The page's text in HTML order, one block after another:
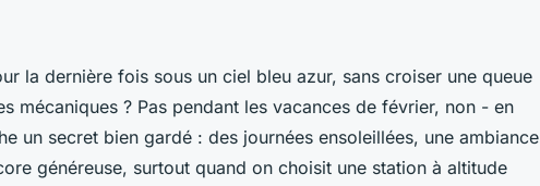
au ski au Club
la dernière fois sous un ciel bleu azur, sans croiser une queue
mécaniques ? Pas pendant les vacances de février, non - en
un secret bien gardé : des journées ensoleillées, une ambiance
généreuse, surtout quand on choisit une station à altitude